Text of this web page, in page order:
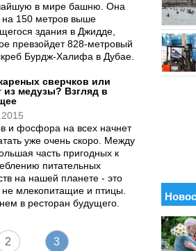
в мире башню. Она
на 150 метров выше
здания в Джидде,
превзойдет 828-метровый
Бурдж-Халифа в Дубае.
сверчков или
из медузы? Взгляд в
и фосфора на всех начнет
уже очень скоро. Между
часть пригодных к
питательных
на нашей планете - это
не млекопитащие и птицы.
в ресторан будущего.
2 3